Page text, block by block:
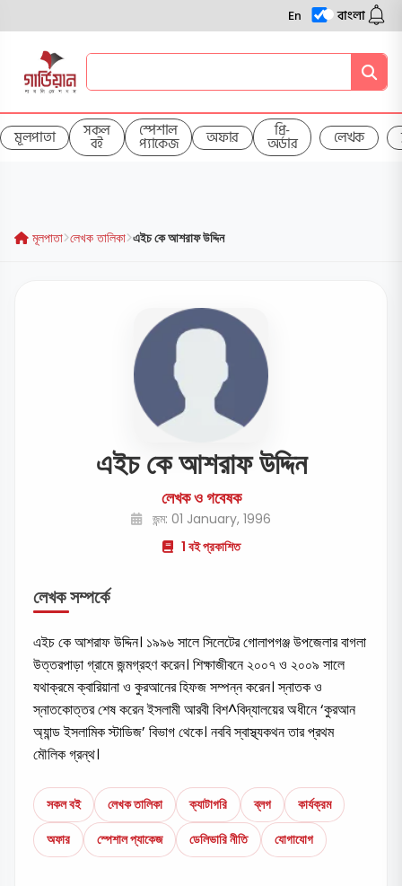
En বাংলা
মূলপাতা সকল
বই
স্পেশাল
প্যাকেজ অফার প্রি-
অর্ডার লেখক
মূলপাতা লেখক তালিকা এইচ কে আশরাফ উদ্দিন
এইচ কে আশরাফ উদ্দিন
লেখক ও গবেষক
জন্ম: 01 January, 1996
1 বই প্রকাশিত
লেখক সম্পর্কে
এইচ কে আশরাফ উদ্দিন। ১৯৯৬ সালে সিলেটের গোলাপগঞ্জ উপজেলার বাগলা
উত্তরপাড়া গ্রামে জন্মগ্রহণ করেন। শিক্ষাজীবনে ২০০৭ ও ২০০৯ সালে
যথাক্রমে ক্বারিয়ানা ও কুরআনের হিফজ সম্পন্ন করেন। স্নাতক ও
স্নাতকোত্তর শেষ করেন ইসলামী আরবী বিশ^বিদ্যালয়ের অধীনে ‘কুরআন
অ্যান্ড ইসলামিক স্টাডিজ’ বিভাগ থেকে। নববি স্বাস্থ্যকথন তার প্রথম
মৌলিক গ্রন্থ।
সকল বই লেখক তালিকা ক্যাটাগরি ব্লগ
কার্যক্রম
অফার
স্পেশাল প্যাকেজ ডেলিভারি নীতি যোগাযোগ